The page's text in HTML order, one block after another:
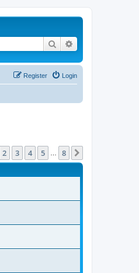
Search
Login
Register
of 8
2 3 4 5 8